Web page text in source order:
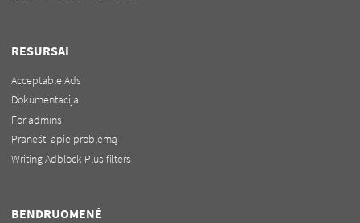
RESURSAI
Acceptable Ads
Dokumentacija
For admins
Pranešti apie problemą
Writing Adblock Plus filters
BENDRUOMENĖ